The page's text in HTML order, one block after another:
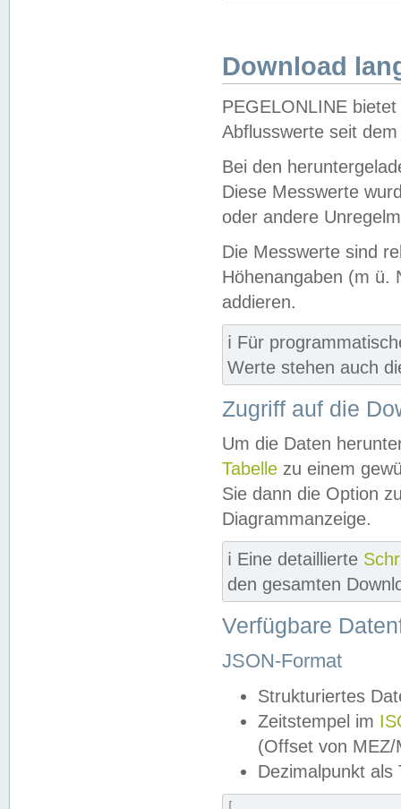
Download
PEGELONLINE
Abflusswerte seit
Bei den
Diese Messwerte
oder andere
Die Messwerte sind
Höhenangaben (m ü.
addieren.
ℹ️ Für
Werte stehen auch
Zugriff auf die
Um die Daten
Tabelle zu einem
Sie dann die Option
Diagrammanzeige.
ℹ️ Eine detaillierte
den gesamten
Verfügbare
JSON-Format
Strukturiertes
Zeitstempel im
(Offset von MEZ/
Dezimalpunkt als
[